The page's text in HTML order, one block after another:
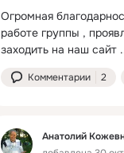
Огромная
работе группы ,
заходить на наш сайт
Комментарии 2
Анатолий